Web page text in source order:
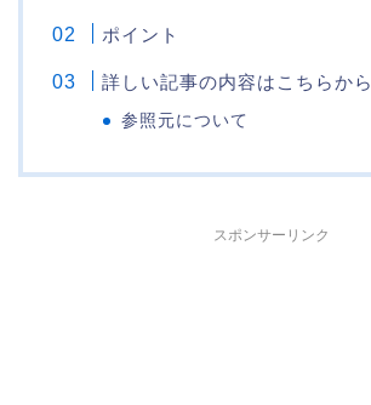
ポイント
詳しい記事の内容はこちらから
参照元について
スポンサーリンク